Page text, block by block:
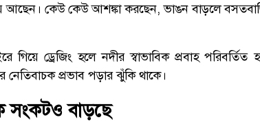
আছেন। কেউ কেউ আশঙ্কা করছেন, ভাঙন বাড়লে
গিয়ে ড্রেজিং হলে নদীর স্বাভাবিক প্রবাহ
নেতিবাচক প্রভাব পড়ার ঝুঁকি থাকে।
সংকটও বাড়ছে